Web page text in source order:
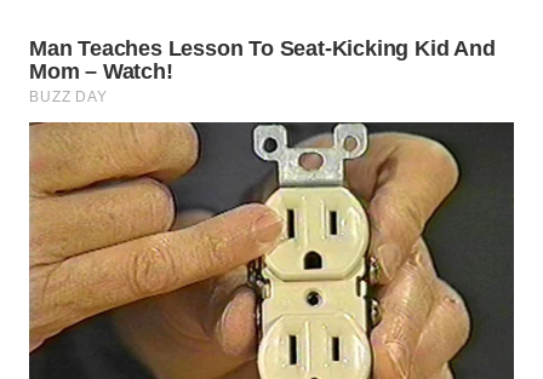
WN
CIANJUR
WN
KEPULAUAN
SERIBU
WN
TANGERANG
WN